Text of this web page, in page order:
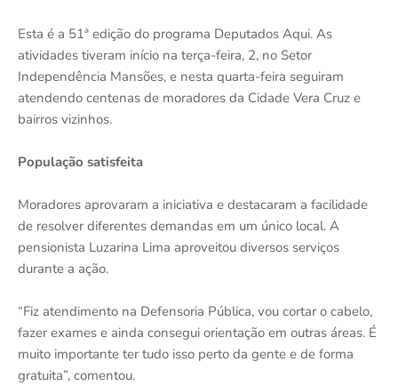
Esta é a 51ª edição do programa Deputados Aqui. As
atividades tiveram início na terça-feira, 2, no Setor
Independência Mansões, e nesta quarta-feira seguiram
atendendo centenas de moradores da Cidade Vera Cruz e
bairros vizinhos.
População satisfeita
Moradores aprovaram a iniciativa e destacaram a facilidade
de resolver diferentes demandas em um único local. A
pensionista Luzarina Lima aproveitou diversos serviços
durante a ação.
“Fiz atendimento na Defensoria Pública, vou cortar o cabelo,
fazer exames e ainda consegui orientação em outras áreas. É
muito importante ter tudo isso perto da gente e de forma
gratuita”, comentou.